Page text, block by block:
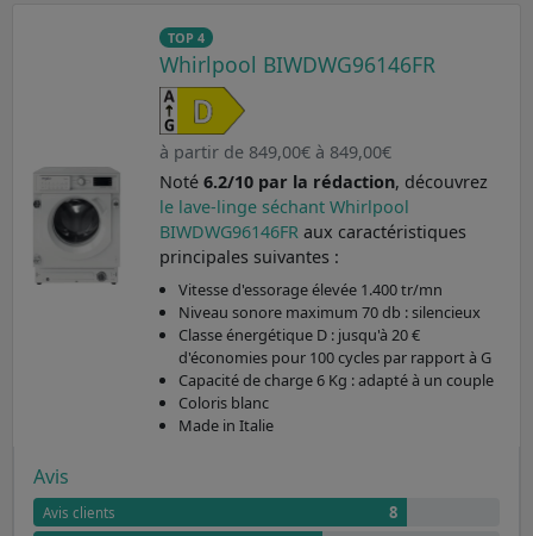
TOP 4
Whirlpool BIWDWG96146FR
à partir de 849,00€ à 849,00€
Noté 6.2/10 par la rédaction, découvrez
le lave-linge séchant Whirlpool
BIWDWG96146FR aux caractéristiques
principales suivantes :
Vitesse d'essorage élevée 1.400 tr/mn
Niveau sonore maximum 70 db : silencieux
Classe énergétique D : jusqu'à 20 €
d'économies pour 100 cycles par rapport à G
Capacité de charge 6 Kg : adapté à un couple
Coloris blanc
Made in Italie
Avis
Avis clients 8